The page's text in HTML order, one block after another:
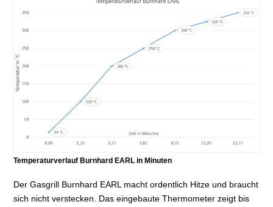
Temperaturverlauf Burnhard EARL in Minuten
Der Gasgrill Burnhard EARL macht ordentlich Hitze und braucht
sich nicht verstecken. Das eingebaute Thermometer zeigt bis